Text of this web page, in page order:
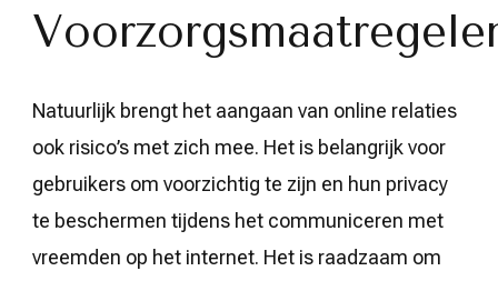
Natuurlijk brengt het aangaan van online relaties
ook risico’s met zich mee. Het is belangrijk voor
gebruikers om voorzichtig te zijn en hun privacy
te beschermen tijdens het communiceren met
vreemden op het internet. Het is raadzaam om